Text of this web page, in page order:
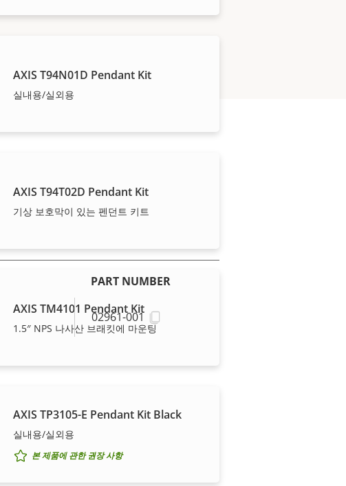
AXIS T94N01D Pendant Kit
실내용/실외용
AXIS T94T02D Pendant Kit
기상 보호막이 있는 펜던트 키트
AXIS TM4101 Pendant Kit
1.5″ NPS 나사산 브래킷에 마운팅
AXIS TP3105-E Pendant Kit Black
실내용/실외용
본 제품에 관한 권장 사항
PART NUMBER
02961-001
여기에서 제품에 대한 규정 준수 정보